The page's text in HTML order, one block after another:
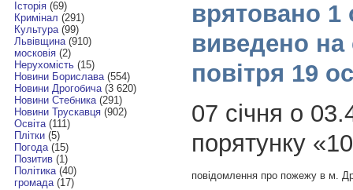
Історія(69)
Кримінал (291)
Культура(99)
Львівщина(910)
московія(2)
Нерухомість(15)
Новини Борислава(554)
Новини Дрогобича(3 620)
Новини Стебника(291)
Новини Трускавця(902)
Освіта(111)
Плітки(5)
Погода(15)
Позитив(1)
Політика(40)
громада(17)
врятовано 1
виведено на
повітря 19
07 січня о
порятунку
повідомлення про пожежу в м.